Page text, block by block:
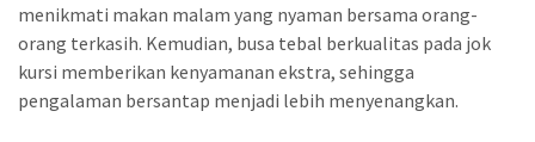
menikmati makan malam yang nyaman bersama orang-
orang terkasih. Kemudian, busa tebal berkualitas pada jok
kursi memberikan kenyamanan ekstra, sehingga
pengalaman bersantap menjadi lebih menyenangkan.